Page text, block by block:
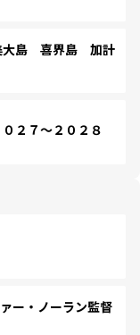
島 喜界島 加計
２７～２０２８
ー・ノーラン監督